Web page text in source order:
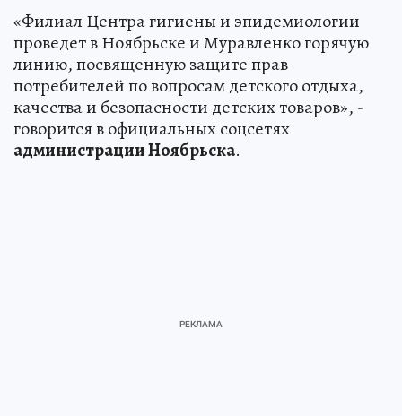
«Филиал Центра гигиены и эпидемиологии
проведет в Ноябрьске и Муравленко горячую
линию, посвященную защите прав
потребителей по вопросам детского отдыха,
качества и безопасности детских товаров», -
говорится в официальных соцсетях
администрации Ноябрьска.